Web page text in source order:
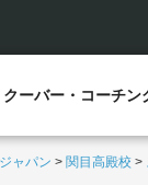
クーバー・コーチン
ャパン > 関目高殿校 >